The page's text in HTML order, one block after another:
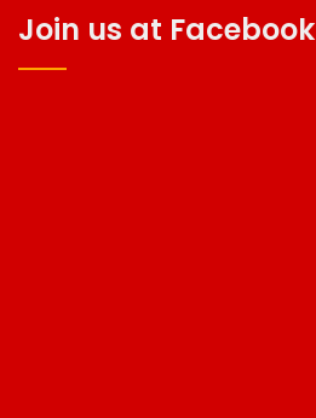
Join us at Facebook